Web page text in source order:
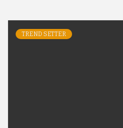
TREND SETTER